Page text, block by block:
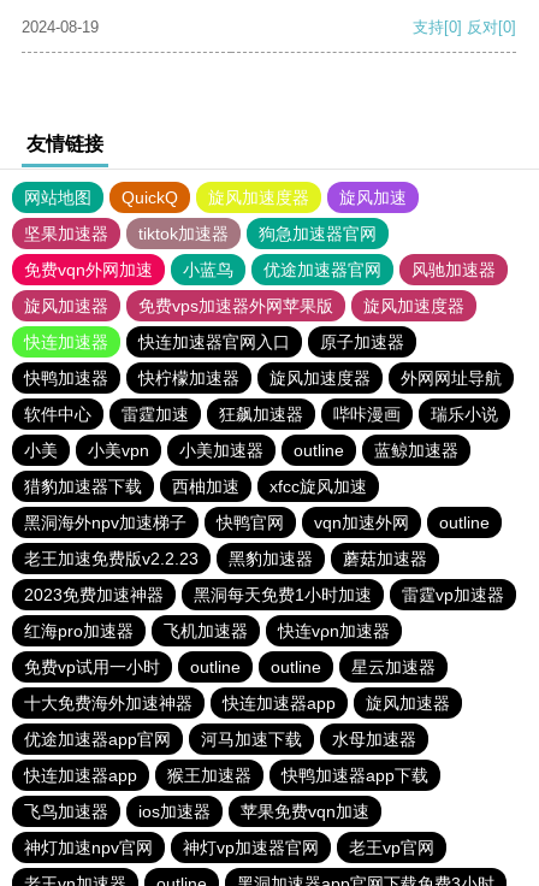
2024-08-19 支持[0] 反对[0]
友情链接
网站地图 QuickQ 旋风加速度器
旋风加速
坚果加速器
tiktok加速器
狗急加速器官网
免费vqn外网加速
小蓝鸟 优途加速器官网
风驰加速器
旋风加速器
免费vps加速器外网苹果版
旋风加速度器
快连加速器
快连加速器官网入口
原子加速器
快鸭加速器
快柠檬加速器 旋风加速度器
外网网址导航
软件中心
雷霆加速 狂飙加速器 哔咔漫画
瑞乐小说
小美
小美vpn 小美加速器 outline
蓝鲸加速器
猎豹加速器下载
西柚加速
xfcc旋风加速
黑洞海外npv加速梯子
快鸭官网 vqn加速外网
outline
老王加速免费版v2.2.23
黑豹加速器
蘑菇加速器
2023免费加速神器
黑洞每天免费1小时加速
雷霆vp加速器
红海pro加速器
飞机加速器
快连vρn加速器
免费vp试用一小时
outline outline
星云加速器
十大免费海外加速神器
快连加速器app
旋风加速器
优途加速器app官网
河马加速下载
水母加速器
快连加速器app
猴王加速器
快鸭加速器app下载
飞鸟加速器
ios加速器
苹果免费vqn加速
神灯加速npv官网
神灯vp加速器官网
老王vp官网